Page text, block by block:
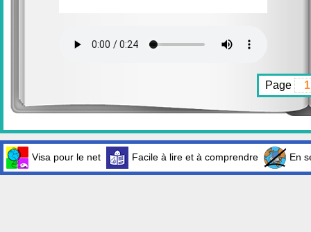
Page
Visa pour le net Facile à lire et à comprendre En